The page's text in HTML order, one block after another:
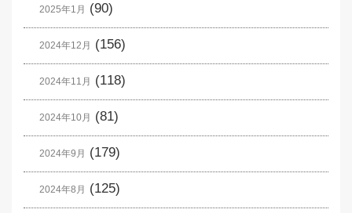
2025年1月 (90)
2024年12月 (156)
2024年11月 (118)
2024年10月 (81)
2024年9月 (179)
2024年8月 (125)